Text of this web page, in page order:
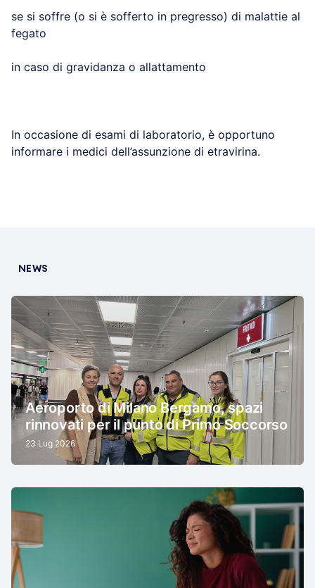
se si soffre (o si è sofferto in pregresso) di malattie al
fegato
in caso di gravidanza o allattamento
In occasione di esami di laboratorio, è opportuno
informare i medici dell’assunzione di etravirina.
NEWS
Aeroporto di Milano Bergamo, spazi
rinnovati per il punto di Primo Soccorso
23 Lug 2026